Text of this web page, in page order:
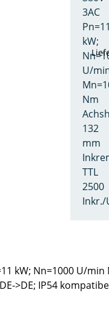
3AC
Pn=11
kW;
U/
Nm
132
mm
TTL
2500
kW; Nn=1000 U/
IP54